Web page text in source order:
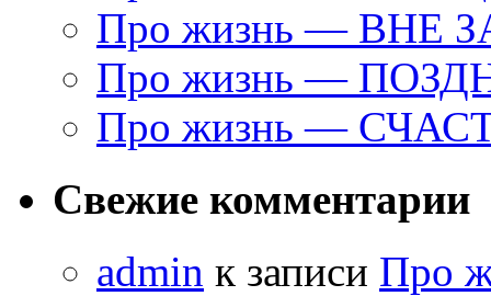
Про жизнь — ВНЕ
Про жизнь —
Про жизнь —
Свежие комментарии
admin к записи Про